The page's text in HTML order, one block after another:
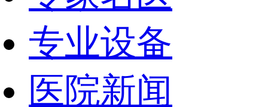
专业设备
医院新闻